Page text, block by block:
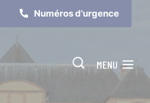
Numéros d'urgence
MENU